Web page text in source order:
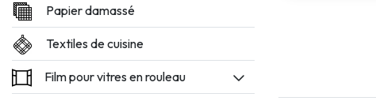
Papier damassé
Textiles de cuisine
Film pour vitres en rouleau